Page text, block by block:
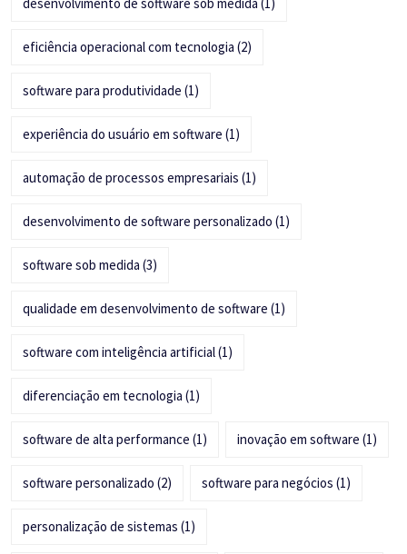
eficiência operacional com tecnologia (2)
software para produtividade (1)
experiência do usuário em software (1)
automação de processos empresariais (1)
desenvolvimento de software personalizado (1)
software sob medida (3)
qualidade em desenvolvimento de software (1)
software com inteligência artificial(1)
diferenciação em tecnologia (1)
software de alta performance (1) inovação em software (1)
software personalizado (2) software para negócios (1)
personalização de sistemas (1)